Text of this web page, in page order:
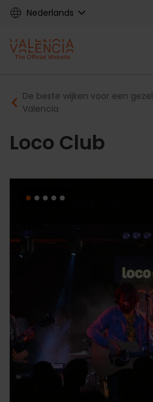
Skip
content
Nederlands
Main
navigation
Breadcrumb
De beste wijken voor een
Valencia
Loco Club